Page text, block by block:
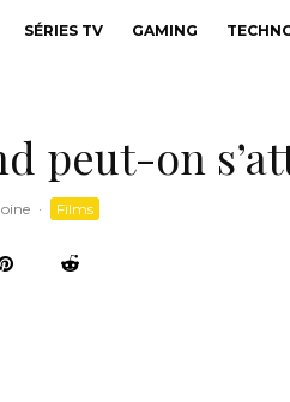
SÉRIES TV GAMING
peut-on
· Films